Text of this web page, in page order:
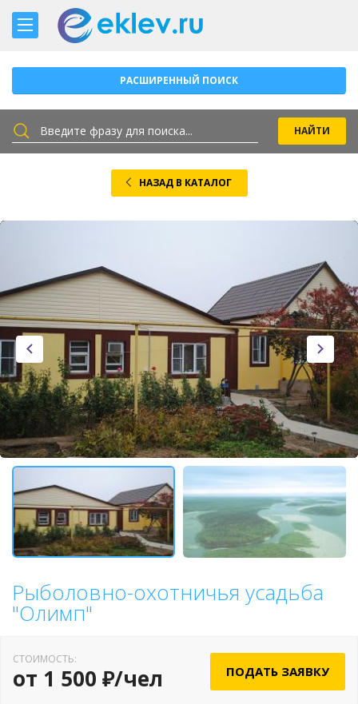
РАСШИРЕННЫЙ ПОИСК
НАЗАД В КАТАЛОГ
Рыболовно-охотничья усадьба
"Олимп"
СТОИМОСТЬ:
от 1 500 ₽/чел ПОДАТЬ ЗАЯВКУ